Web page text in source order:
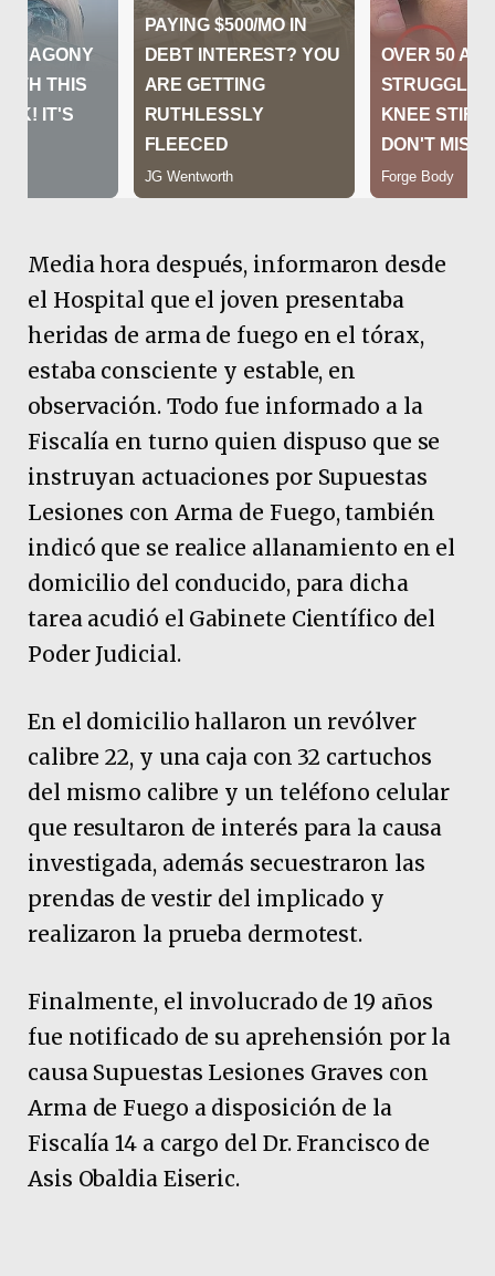
Media hora después, informaron desde
el Hospital que el joven presentaba
heridas de arma de fuego en el tórax,
estaba consciente y estable, en
observación. Todo fue informado a la
Fiscalía en turno quien dispuso que se
instruyan actuaciones por Supuestas
Lesiones con Arma de Fuego, también
indicó que se realice allanamiento en el
domicilio del conducido, para dicha
tarea acudió el Gabinete Científico del
Poder Judicial.
En el domicilio hallaron un revólver
calibre 22, y una caja con 32 cartuchos
del mismo calibre y un teléfono celular
que resultaron de interés para la causa
investigada, además secuestraron las
prendas de vestir del implicado y
realizaron la prueba dermotest.
Finalmente, el involucrado de 19 años
fue notificado de su aprehensión por la
causa Supuestas Lesiones Graves con
Arma de Fuego a disposición de la
Fiscalía 14 a cargo del Dr. Francisco de
Asis Obaldia Eiseric.